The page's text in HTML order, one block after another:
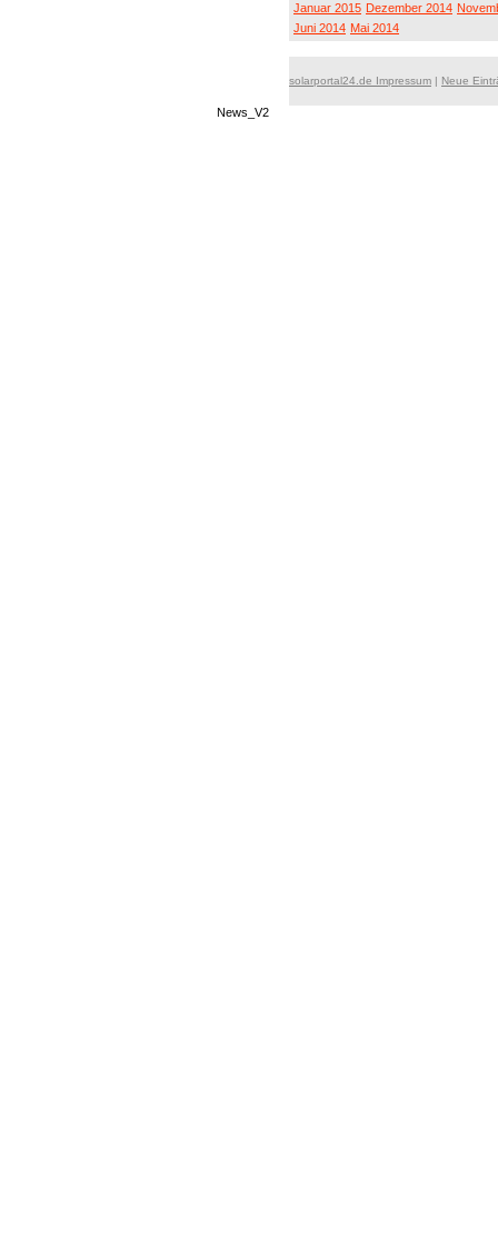
Januar 2015 Dezember 2014
Juni 2014 Mai 2014
solarportal24.de Impressum | Neue
News_V2